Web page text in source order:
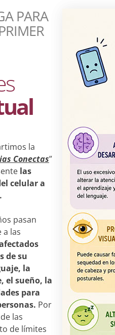
PARA
la
Conectas”
las
celular a
pasan
las
de su
la
el sueño, la
para
Por
las
de límites